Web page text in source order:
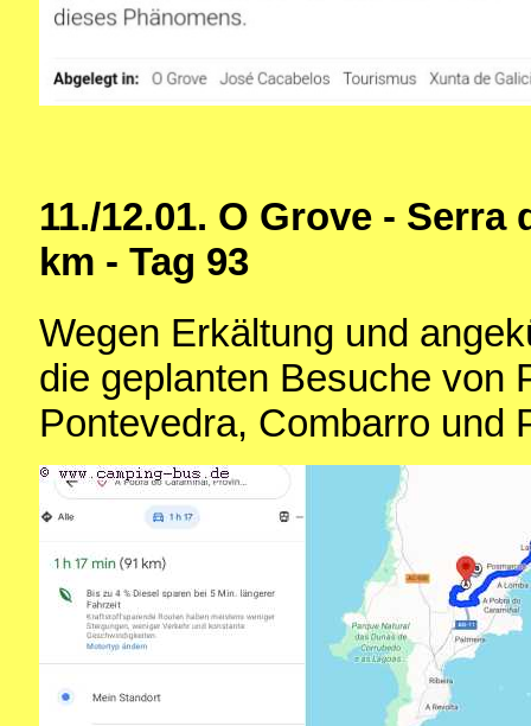
11./12.01. O Grove - Serra
km - Tag 93
Wegen Erkältung und
die geplanten Besuche von
Pontevedra, Combarro und